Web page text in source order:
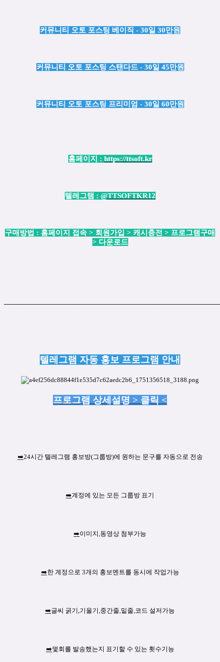
커뮤니티 오토 포스팅 베이직 - 30일 30만원
커뮤니티 오토 포스팅 스탠다드 - 30일 45만원
커뮤니티 오토 포스팅 프리미엄 - 30일 60만원
홈페이지 : https://ttsoft.kr
텔레그램 : @TTSOFTKR12
구매방법 : 홈페이지 접속 > 회원가입 > 캐시충전 > 프로그램구매
> 다운로드
텔레그램 자동 홍보 프로그램 안내
프로그램 상세설명 > 클릭 <
➡️24시간 텔레그램 홍보방(그룹방)에 원하는 문구를 자동으로 전송
➡️계정에 있는 모든 그룹방 표기
➡️이미지,동영상 첨부가능
➡️한 계정으로 3개의 홍보멘트를 동시에 작업가능
➡️글씨 굵기,기울기,중간줄,밑줄,코드 설저가능
➡️몇회를 발송했는지 표기할 수 있는 횟수기능